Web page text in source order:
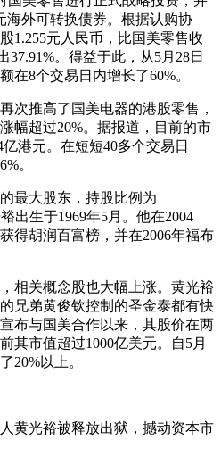
海外可转换债券。根据认购协
1.255元人民币，比国美零售收
37.91%。得益于此，从5月28日
在8个交易日内增长了60%。
次推高了国美电器的港股零售，
幅超过20%。据报道，目前的市
港元。在短短40多个交易日
。
最大股东，持股比例为
出生于1969年5月。他在2004
得胡润百富榜，并在2006年福布
相关概念股也大幅上涨。黄光裕
兄弟黄俊钦控制的圣金泰都有快
布与国美合作以来，其股价在两
其市值超过1000亿美元。自5月
20%以上。
黄光裕被释放出狱，撼动资本市